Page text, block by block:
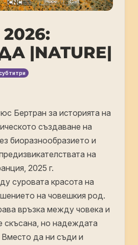
2026:
|NATURE|
Бертран за историята на
създаване на
биоразнообразието и
на
2025 г.
суровата красота на
на човешкия род.
връзка между човека и
скъсана, но надеждата
Вместо да ни съди и